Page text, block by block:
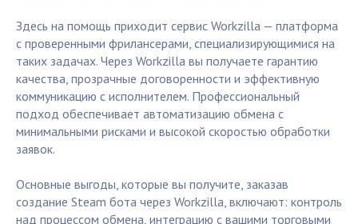
Здесь на помощь приходит сервис Workzilla — платформа
с проверенными фрилансерами, специализирующимися на
таких задачах. Через Workzilla вы получаете гарантию
качества, прозрачные договоренности и эффективную
коммуникацию с исполнителем. Профессиональный
подход обеспечивает автоматизацию обмена с
минимальными рисками и высокой скоростью обработки
заявок.
Основные выгоды, которые вы получите, заказав
создание Steam бота через Workzilla, включают: контроль
над процессом обмена, интеграцию с вашими торговыми